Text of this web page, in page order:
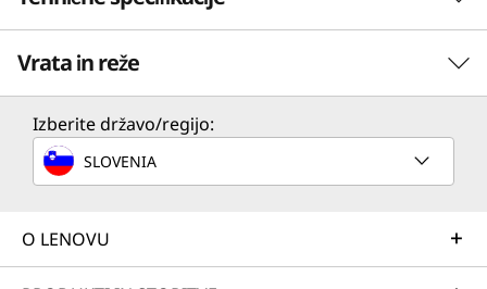
Zaupanja vredna zmogljivost
zmogljivost procesorjev AMD Ryzen™ serije
8040, zasnovanih za enostavno reševanje
ZMOGLJIVOST
Procesor
Do procesorja AMD Ryzen™ 7 serije 8840 (HS20) 25 W
Do Windows 11 Pro
Vrata in reže
Izberite državo/regijo:
SLOVENIA
O LENOVU